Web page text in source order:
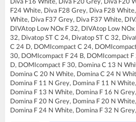
FERROLI DOMINA F13
FERROLI DOMINA F16
FERROLI DOMINA F20
FERROLI DOMINA F24
FERROLI DOMINA F32
FERROLI DOMIproject
FERROLI DOMIproject
FERROLI DOMIproject
FERROLI DOMIproject
FERROLI DOMIproject
FERROLI DOMIproject
FERROLI DOMIproject
FERROLI DIVA F13
FERROLI DIVA F16
FERROLI DIVA F20
FERROLI DIVA F24
FERROLI DIVA F28
FERROLI DIVA F32
FERROLI DIVA F37
FERROLI DIVA HC24
FERROLI DIVA HF24
FERROLI DIVA HF32
FERROLI DIVAproject
FERROLI DIVAtop Low
FERROLI DIVAtop Low
Diva F16 White, Diva F20 Grey, Diva F20
F24 White, Diva F28 Grey, Diva F28
White, Diva F37 Grey, Diva F37 White,
DIVAtop Low NOx F 32, DIVAtop Low
32, Divatop ST C 24, Divatop ST C 32,
C 24 D, DOMIcompact C 24,
30, DOMIcompact F 24 B, DOMIcompact
D, DOMIcompact F 30, Domina C 13 N
Domina C 20 N White, Domina C 24 N
Domina F 11 N Grey, Domina F 11 N
Domina F 13 N White, Domina F 16 N
Domina F 20 N Grey, Domina F 20 N
Domina F 24 N White, Domina F 32 N